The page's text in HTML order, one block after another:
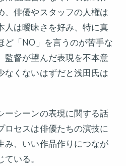
、俳優やスタッフの人権は
人は曖昧さを好み、特に真
ど「NO」を言うのが苦手な
監督が望んだ表現を不本意
なくないはずだと浅田氏は
シーンの表現に関する話
ロセスは俳優たちの演技に
み、いい作品作りにつなが
いる。